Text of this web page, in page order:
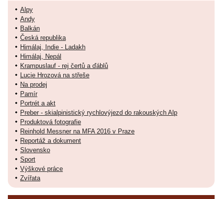
Alpy
Andy
Balkán
Česká republika
Himálaj, Indie - Ladakh
Himálaj, Nepál
Krampuslauf - rej čertů a ďáblů
Lucie Hrozová na střeše
Na prodej
Pamír
Portrét a akt
Preber - skialpinistický rychlovýjezd do rakouských Alp
Produktová fotografie
Reinhold Messner na MFA 2016 v Praze
Reportáž a dokument
Slovensko
Sport
Výškové práce
Zvířata